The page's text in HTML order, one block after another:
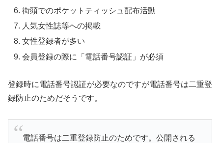
街頭でのポケットティッシュ配布活動
人気女性誌等への掲載
女性登録者が多い
会員登録の際に「電話番号認証」が必須
登録時に電話番号認証が必要なのですが電話番号は二重登
録防止のためだそうです。
電話番号は二重登録防止のためです。公開される